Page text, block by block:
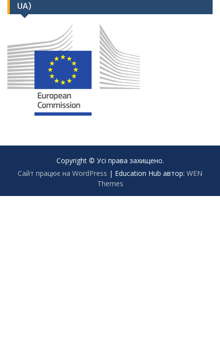
UA)
Copyright © Усі права захищено.
Сайт працює на WordPress | Education Hub автор: WEN
Themes